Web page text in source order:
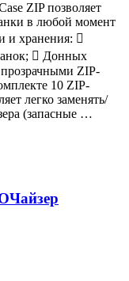
ZIP позволяет
в любой момент
и хранения: 
 Донных
ZIP-
10 ZIP-
легко заменять/
(запасные …